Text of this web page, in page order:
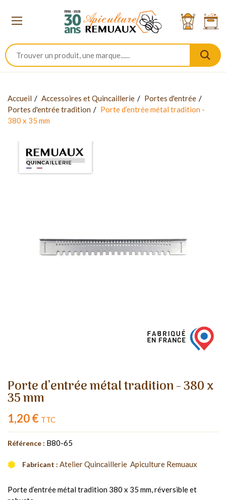
Accueil Accessoires et Quincaillerie
Portes d'entrée
Portes d'entrée tradition
Porte d’entrée métal tradition -
380 x 35 mm
Porte d’entrée métal tradition - 380 x
35 mm
1,20 € TTC
Référence : B80-65
Fabricant : Atelier Quincaillerie  Apiculture Remuaux
Porte d’entrée métal tradition 380 x 35 mm, réversible et